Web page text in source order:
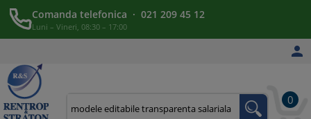
Comanda telefonica · 021 209 45 12
Luni – Vineri, 08:30 – 17:00

0